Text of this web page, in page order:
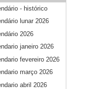
- histórico
lunar 2026
2026
janeiro 2026
fevereiro 2026
março 2026
abril 2026